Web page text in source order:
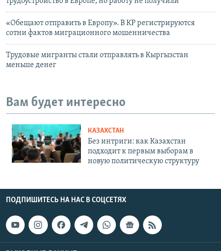
«Обещают отправить в Европу». В КР регистрируются
сотни фактов миграционного мошенничества
Трудовые мигранты стали отправлять в Кыргызстан
меньше денег
Вам будет интересно
КАЗАХСТАН
Без интриги: как Казахстан
подходит к первым выборам в
новую политическую структуру
ПОДПИШИТЕСЬ НА НАС В СОЦСЕТЯХ